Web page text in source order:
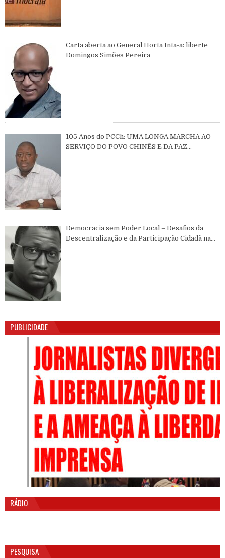
Carta aberta ao General Horta Inta-a: liberte
Domingos Simões Pereira
105 Anos do PCCh: UMA LONGA MARCHA AO
SERVIÇO DO POVO CHINÊS E DA PAZ
Democracia sem Poder Local – Desafios da
Descentralização e da Participação Cidadã na
PUBLICIDADE
RÁDIO
PESQUISA